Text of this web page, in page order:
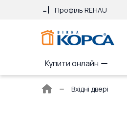
Профіль REHAU
Купити онлайн
Головна
Вхідні двері